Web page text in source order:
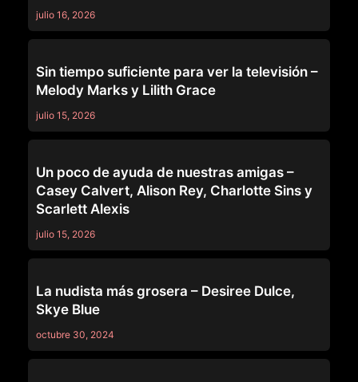
julio 16, 2026
Sin tiempo suficiente para ver la televisión –
Melody Marks y Lilith Grace
julio 15, 2026
Un poco de ayuda de nuestras amigas –
Casey Calvert, Alison Rey, Charlotte Sins y
Scarlett Alexis
julio 15, 2026
La nudista más grosera – Desiree Dulce,
Skye Blue
octubre 30, 2024